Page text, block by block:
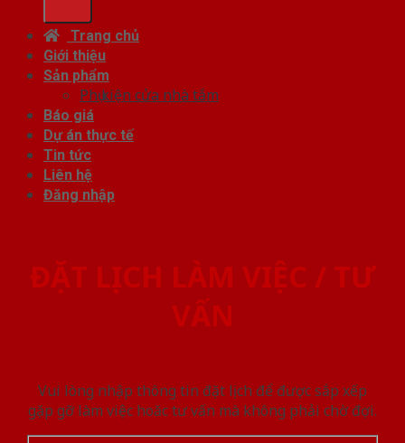
Trang chủ
Giới thiệu
Sản phẩm
Phụ kiện cửa nhà tắm
Báo giá
Dự án thực tế
Tin tức
Liên hệ
Đăng nhập
ĐẶT LỊCH LÀM VIỆC / TƯ
VẤN
Vui lòng nhập thông tin đặt lịch để được sắp xếp
gặp gỡ làm việc hoăc tư vấn mà không phải chờ đợi.